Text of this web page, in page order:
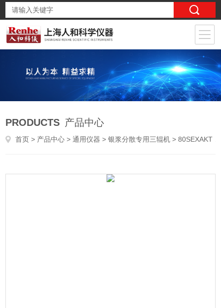
PRODUCTS 产品中心
首页 > 产品中心 >通用仪器 >银浆分散专用三辊机 > 80SEXAKT 艾卡特超细型三辊研磨机